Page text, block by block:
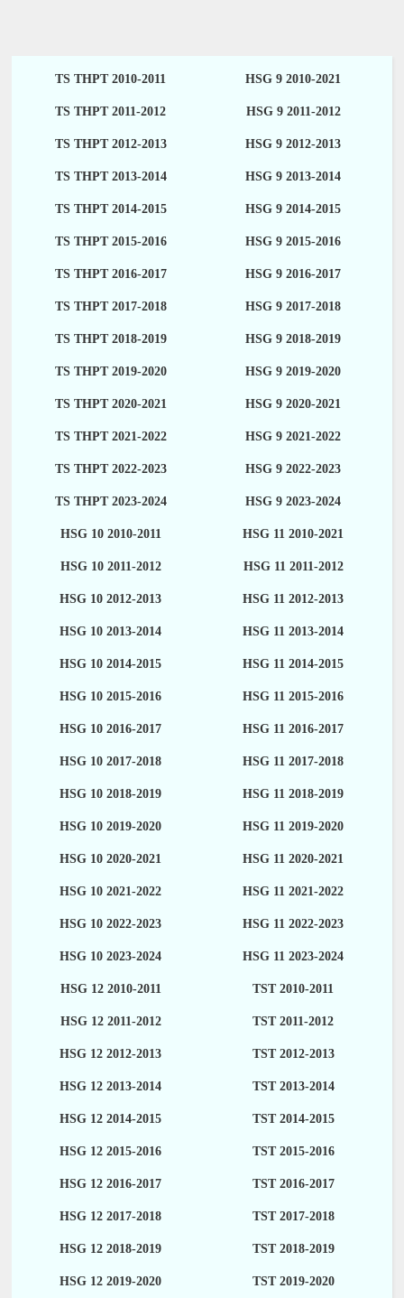
TS THPT 2010-2011 HSG 9 2010-2021
TS THPT 2011-2012 HSG 9 2011-2012
TS THPT 2012-2013 HSG 9 2012-2013
TS THPT 2013-2014 HSG 9 2013-2014
TS THPT 2014-2015 HSG 9 2014-2015
TS THPT 2015-2016 HSG 9 2015-2016
TS THPT 2016-2017 HSG 9 2016-2017
TS THPT 2017-2018 HSG 9 2017-2018
TS THPT 2018-2019 HSG 9 2018-2019
TS THPT 2019-2020 HSG 9 2019-2020
TS THPT 2020-2021 HSG 9 2020-2021
TS THPT 2021-2022 HSG 9 2021-2022
TS THPT 2022-2023 HSG 9 2022-2023
TS THPT 2023-2024 HSG 9 2023-2024
HSG 10 2010-2011 HSG 11 2010-2021
HSG 10 2011-2012 HSG 11 2011-2012
HSG 10 2012-2013 HSG 11 2012-2013
HSG 10 2013-2014 HSG 11 2013-2014
HSG 10 2014-2015 HSG 11 2014-2015
HSG 10 2015-2016 HSG 11 2015-2016
HSG 10 2016-2017 HSG 11 2016-2017
HSG 10 2017-2018 HSG 11 2017-2018
HSG 10 2018-2019 HSG 11 2018-2019
HSG 10 2019-2020 HSG 11 2019-2020
HSG 10 2020-2021 HSG 11 2020-2021
HSG 10 2021-2022 HSG 11 2021-2022
HSG 10 2022-2023 HSG 11 2022-2023
HSG 10 2023-2024 HSG 11 2023-2024
HSG 12 2010-2011 TST 2010-2011
HSG 12 2011-2012 TST 2011-2012
HSG 12 2012-2013 TST 2012-2013
HSG 12 2013-2014 TST 2013-2014
HSG 12 2014-2015 TST 2014-2015
HSG 12 2015-2016 TST 2015-2016
HSG 12 2016-2017 TST 2016-2017
HSG 12 2017-2018 TST 2017-2018
HSG 12 2018-2019 TST 2018-2019
HSG 12 2019-2020 TST 2019-2020